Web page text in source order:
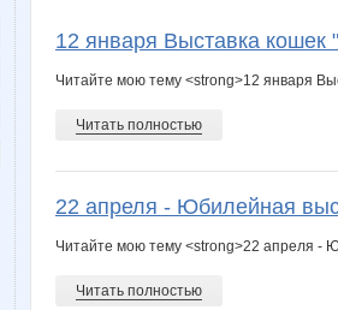
12 января Выставка
Читайте мою тему <strong>12 января
Читать полностью
22 апреля - Юбилейная
Читайте мою тему <strong>22 апреля -
Читать полностью